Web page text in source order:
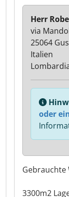
Gebrauchte
3300m2
Herr
via
25064
Italien
oder